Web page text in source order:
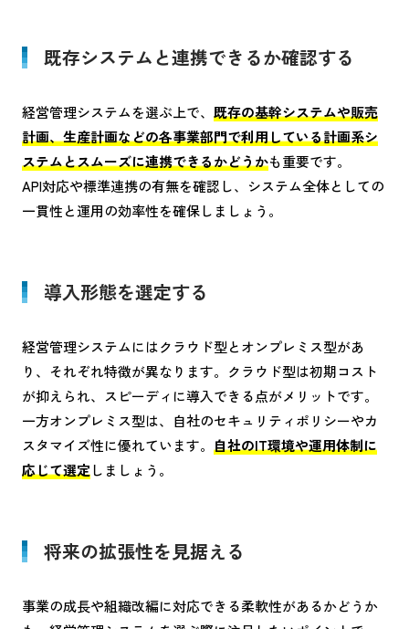
既存システムと連携できるか確認する
経営管理システムを選ぶ上で、 既存の基幹システムや販売
計画、生産計画などの各事業部門で利用している計画系シ
ステムとスムーズに連携できるかどうかも重要です。
API対応や標準連携の有無を確認し、システム全体としての
一貫性と運用の効率性を確保しましょう。
導入形態を選定する
経営管理システムにはクラウド型とオンプレミス型があ
り、それぞれ特徴が異なります。クラウド型は初期コスト
が抑えられ、スピーディに導入できる点がメリットです。
一方オンプレミス型は、自社のセキュリティポリシーやカ
スタマイズ性に優れています。 自社のIT環境や運用体制に
応じて選定しましょう。
将来の拡張性を見据える
事業の成長や組織改編に対応できる柔軟性があるかどうか